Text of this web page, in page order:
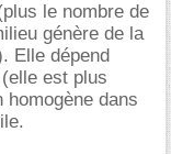
le nombre de
génère de la
Elle dépend
est plus
dans